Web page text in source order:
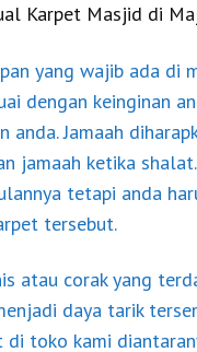
Karpet Masjid di
yang wajib ada di
dengan keinginan
anda. Jamaah
jamaah ketika
tetapi anda
tersebut.
atau corak yang
daya tarik
toko kami